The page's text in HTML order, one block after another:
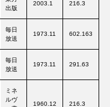
出版
2003.1 216.3
毎日
放送
1973.11 602.163
毎日
放送
1973.11 291.63
ミネ
ルヴ
1960.12 216.3